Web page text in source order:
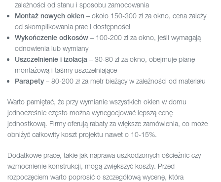
zależności od stanu i sposobu zamocowania
Montaż nowych okien – około 150-300 zł za okno, cena zależy
od skomplikowania prac i dostępności
Wykończenie odkosów – 100-200 zł za okno, jeśli wymagają
odnowienia lub wymiany
Uszczelnienie i izolacja – 30-80 zł za okno, obejmuje pianę
montażową i taśmy uszczelniające
Parapety – 80-200 zł za metr bieżący w zależności od materiału
Warto pamiętać, że przy wymianie wszystkich okien w domu
jednocześnie często można wynegocjować lepszą cenę
jednostkową. Firmy oferują rabaty za większe zamówienia, co może
obniżyć całkowity koszt projektu nawet o 10-15%.
Dodatkowe prace, takie jak naprawa uszkodzonych ościeżnic czy
wzmocnienie konstrukcji, mogą zwiększyć koszty. Przed
rozpoczęciem warto poprosić o szczegółową wycenę, która